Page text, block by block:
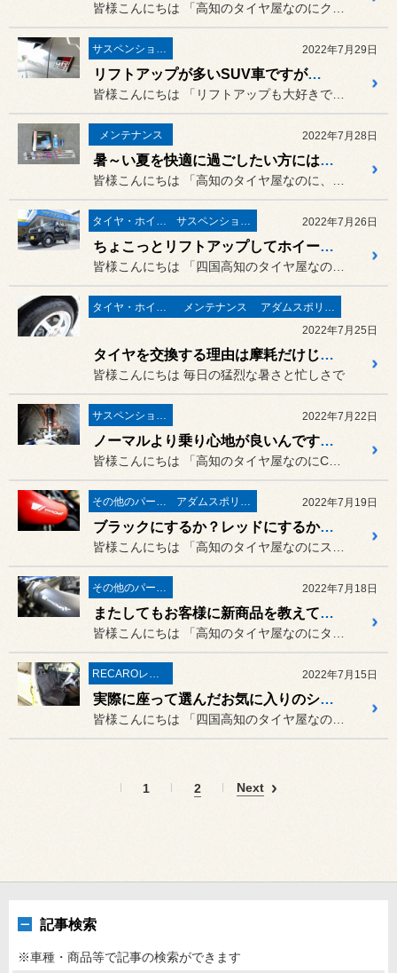
2022年7月29日
リフトアップが多いSUV車ですが実はローダウンすると迫力が増すんですよ！トヨタ C-HR GR SPORT（ZYX11）に「CUSCO STREET ZERO」の取り付け！
メンテナンス 2022年7月28日
暑～い夏を快適に過ごしたい方にはこんなメンテナンスがオススメですよ♪ ホンダ N-BOXカスタム（JF1）に「夏の定期メンテナンス4点セット」を施工しました！
2022年7月26日
ちょこっとリフトアップしてホイールを交換するだけで硬派なジムニーに変身しちゃいました！スズキ 新型ジムニー（JB64W）に「クスコ1インチリフトアップキット」& 「DEAN CROSS COUNTRY」の取り付け！
メンテナンス
2022年7月25日
タイヤを交換する理由は摩耗だけじゃないんですよ！ホンダ S660（JW5）に「POTENZA Adrenalin RE004」の取り付け！
皆様こんにちは 毎日の猛烈な暑さと忙しさで
2022年7月22日
ノーマルより乗り心地が良いんですって！マツダ ロードスター（ND5RC）に「CUSCO STREET ZERO A」の取り付け！
2022年7月19日
ブラックにするか？レッドにするか？想像するだけで夜も眠れません！スバル フォレスター（SK5）に「PROVA ターボパイプ CB18」の取り付け！
2022年7月18日
またしてもお客様に新商品を教えてもらいました！スバル 新型レヴォーグに「PROVA ターボパイプ CB18」の取り付け！
2022年7月15日
実際に座って選んだお気に入りのシートをこだわりのポジションで取り付けました！スズキ スイフトスポーツ（ZC33Ｓ)に「RECARO SR-7 GU100」を2脚セットで取り付け！
1 2 Next
記事検索
※車種・商品等で記事の検索ができます